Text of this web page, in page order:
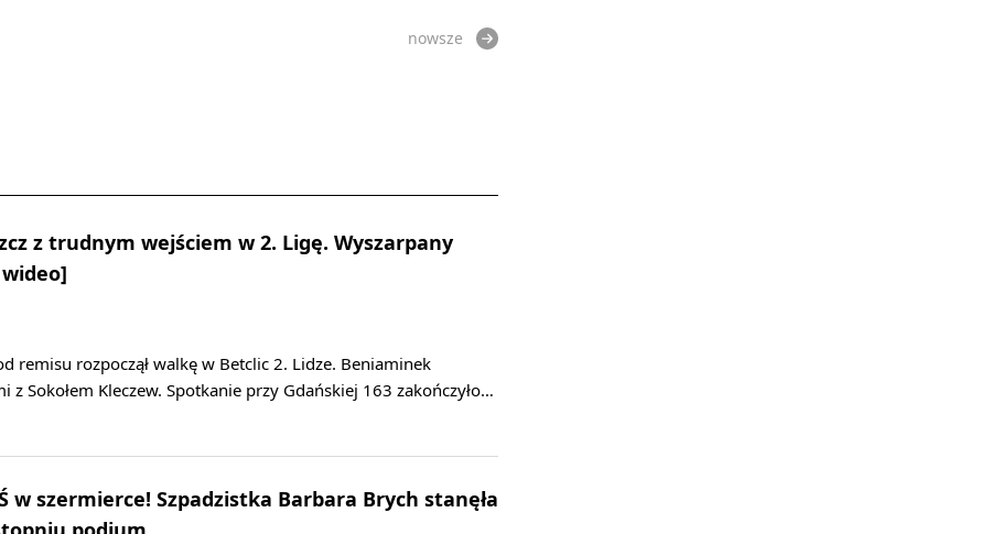
nowsze
z trudnym wejściem w 2. Ligę. Wyszarpany
remisu rozpoczął walkę w Betclic 2. Lidze. Beniaminek
z Sokołem Kleczew. Spotkanie przy Gdańskiej 163 zakończyło…
w szermierce! Szpadzistka Barbara Brych stanęła